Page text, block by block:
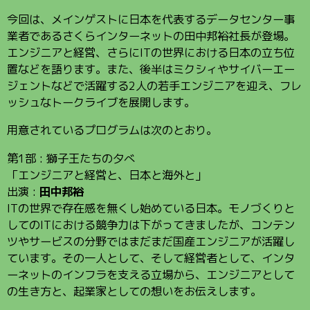
今回は、メインゲストに日本を代表するデータセンター事
業者であるさくらインターネットの田中邦裕社長が登場。
エンジニアと経営、さらにITの世界における日本の立ち位
置などを語ります。また、後半はミクシィやサイバーエー
ジェントなどで活躍する2人の若手エンジニアを迎え、フレ
ッシュなトークライブを展開します。
用意されているプログラムは次のとおり。
第1部 : 獅子王たちの夕べ
「エンジニアと経営と、日本と海外と」
出演 : 田中邦裕
ITの世界で存在感を無くし始めている日本。モノづくりと
してのITにおける競争力は下がってきましたが、コンテン
ツやサービスの分野ではまだまだ国産エンジニアが活躍し
ています。その一人として、そして経営者として、インタ
ーネットのインフラを支える立場から、エンジニアとして
の生き方と、起業家としての想いをお伝えします。